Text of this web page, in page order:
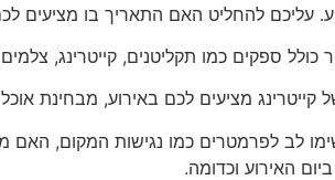
עליכם להחליט האם התאריך בו מציעים
ספקים כמו תקליטנים, קייטרינג,
קייטרינג מציעים לכם באירוע, מבחינת
לב לפרמטרים כמו נגישות המקום, האם
האירוע וכדומה.